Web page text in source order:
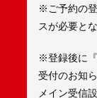
※ご予約の
スが必要と
※登録後に
受付のお知
メイン受信